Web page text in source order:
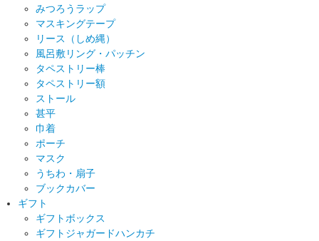
みつろうラップ
マスキングテープ
リース（しめ縄）
風呂敷リング・パッチン
タペストリー棒
タペストリー額
ストール
甚平
巾着
ポーチ
マスク
うちわ・扇子
ブックカバー
ギフト
ギフトボックス
ギフトジャガードハンカチ